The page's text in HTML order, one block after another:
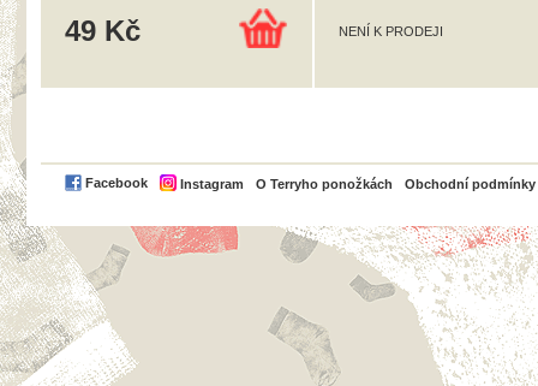
49 Kč NENÍ K PRODEJI
Facebook Instagram O Terryho ponožkách Obchodní podmínky
PayPal